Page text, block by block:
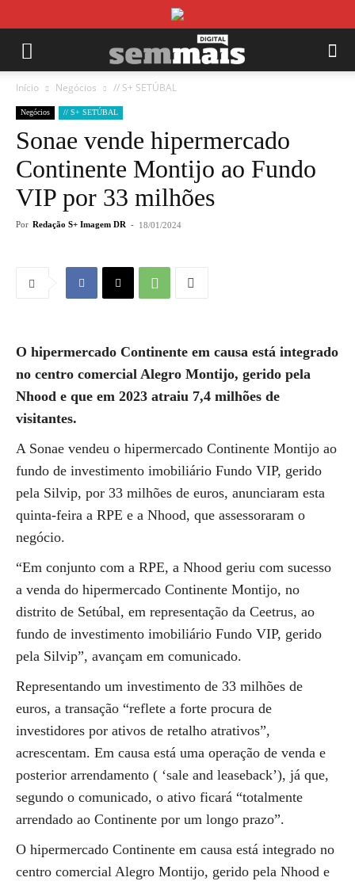
Início Negócios // S+ SETÚBAL
Negócios // S+ SETÚBAL
Sonae vende hipermercado
Continente Montijo ao Fundo
VIP por 33 milhões
Por Redação S+ Imagem DR - 18/01/2024
O hipermercado Continente em causa está integrado
no centro comercial Alegro Montijo, gerido pela
Nhood e que em 2023 atraiu 7,4 milhões de
visitantes.
A Sonae vendeu o hipermercado Continente Montijo ao
fundo de investimento imobiliário Fundo VIP, gerido
pela Silvip, por 33 milhões de euros, anunciaram esta
quinta-feira a RPE e a Nhood, que assessoraram o
negócio.
“Em conjunto com a RPE, a Nhood geriu com sucesso
a venda do hipermercado Continente Montijo, no
distrito de Setúbal, em representação da Ceetrus, ao
fundo de investimento imobiliário Fundo VIP, gerido
pela Silvip”, avançam em comunicado.
Representando um investimento de 33 milhões de
euros, a transação “reflete a forte procura de
investidores por ativos de retalho atrativos”,
acrescentam. Em causa está uma operação de venda e
posterior arrendamento ( ‘sale and leaseback’), já que,
segundo o comunicado, o ativo ficará “totalmente
arrendado ao Continente por um longo prazo”.
O hipermercado Continente em causa está integrado no
centro comercial Alegro Montijo, gerido pela Nhood e